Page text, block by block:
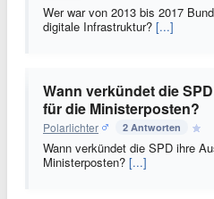
Wer war von 2013 bis 2017
digitale Infrastruktur? [...]
Wann verkündet die
für die Ministerposten?
Polarlichter 2 Antworten
Wann verkündet die SPD ihre
Ministerposten? [...]